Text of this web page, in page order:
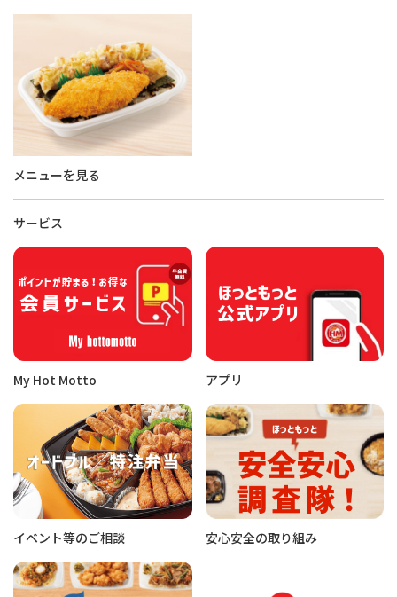
メニューを見る
サービス
My Hot Motto アプリ
イベント等のご相談 安心安全の取り組み